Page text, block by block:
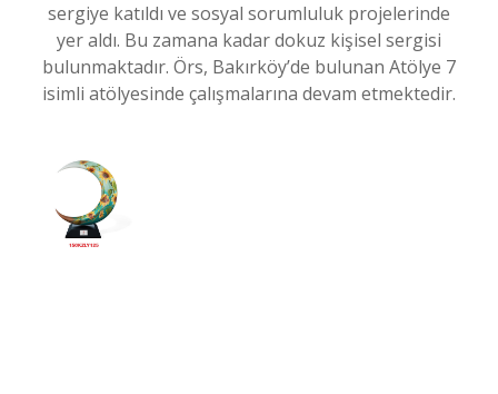
sergiye katıldı ve sosyal sorumluluk projelerinde
yer aldı. Bu zamana kadar dokuz kişisel sergisi
bulunmaktadır. Örs, Bakırköy’de bulunan Atölye 7
isimli atölyesinde çalışmalarına devam etmektedir.